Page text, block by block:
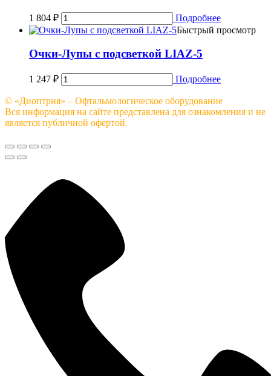
1 804 ₽
Подробнее
Быстрый просмотр
Очки-Лупы c подсветкой LIAZ-5
1 247 ₽ Подробнее
© «Диоптрия» – Офтальмологическое оборудование
Вся информация на сайте представлена для ознакомления и не
является публичной офертой.